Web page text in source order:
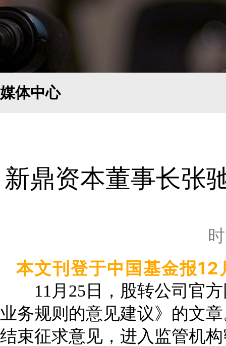
媒体中心
新鼎资本董事长张
本文刊登于中国基金报
11月25日，股转公司官方
业务规则的意见建议》的文
结束征求意见，进入监管机